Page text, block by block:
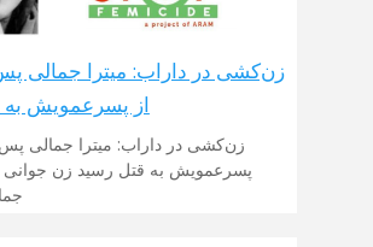
زن‌کشی در داراب: میترا جمالی
از پسرعمویش به
زن‌کشی در داراب: میترا جمالی پس
پسرعمویش به قتل رسید زن جوانی